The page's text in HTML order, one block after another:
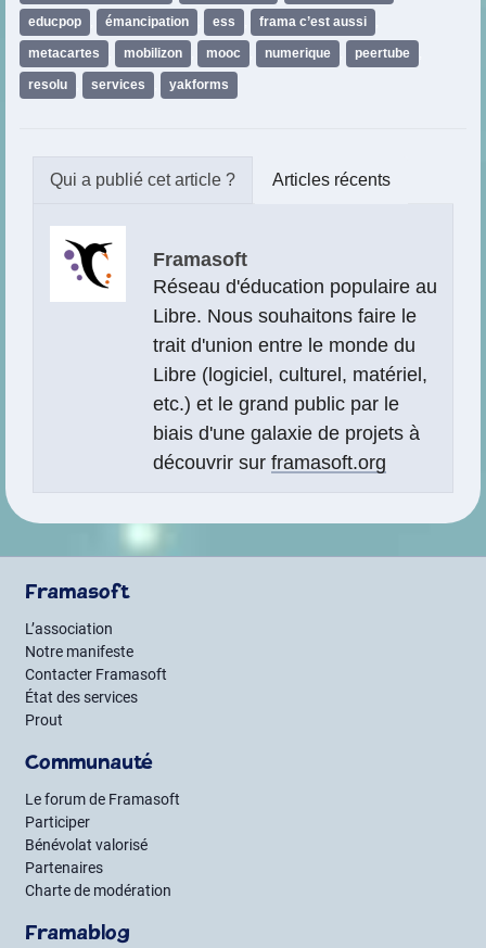
educpop émancipation ess frama c’est aussi
metacartes mobilizon mooc numerique peertube
resolu services yakforms
Articles récents
Framasoft
Réseau d'éducation populaire au
Libre. Nous souhaitons faire le
trait d'union entre le monde du
Libre (logiciel, culturel, matériel,
etc.) et le grand public par le
biais d'une galaxie de projets à
découvrir sur framasoft.org
Framasoft
L’association
Notre manifeste
Contacter Framasoft
État des services
Prout
Communauté
Le forum de Framasoft
Participer
Bénévolat valorisé
Partenaires
Charte de modération
Framablog